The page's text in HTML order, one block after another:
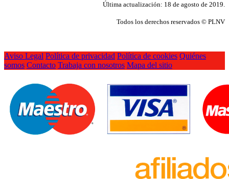
Última actualización: 18 de agosto de 2019.
Todos los derechos reservados © PLNV
Aviso Legal Política de privacidad Política de cookies Quiénes
somos Contacto Trabaja con nosotros Mapa del sitio